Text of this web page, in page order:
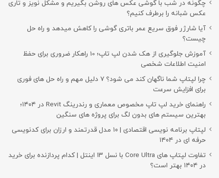
چگونه در شب با گوشی عکس های روشن بگیریم و مشکل نویز و تاری
عکس شبانه را برطرف کنیم؟
آیا شارژر فوق سریع عمر باتری گوشی را کاهش میدهد و راه حل
چیست؟
آموزش جلوگیری از هک شدن لپ تاپ؛ 10 راهکار ضروری برای حفظ
امنیت اطلاعات شخصی
چرا لپتاپ شما ناگهان کند می شود؟ ۷ دلیل مهم و راه حل های فوری
برای افزایش سرعت
راهنمای خرید لپ تاپ مخصوص معماری و رندرینگ Revit در ۱۴۰۴؛
بهترین سیستم های بدون لگ برای پروژه های سنگین
لپتاپ برنامه نویسی اقتصادی | ۱۰ مدل قدرتمند و ارزان برای کدنویسی
حرفه ای در ۱۴۰۴
تفاوت لپتاپ های Core Ultra با نسل ۱۳ اینتل | کدام پردازنده برای خرید
در ۱۴۰۴ بهتر است؟